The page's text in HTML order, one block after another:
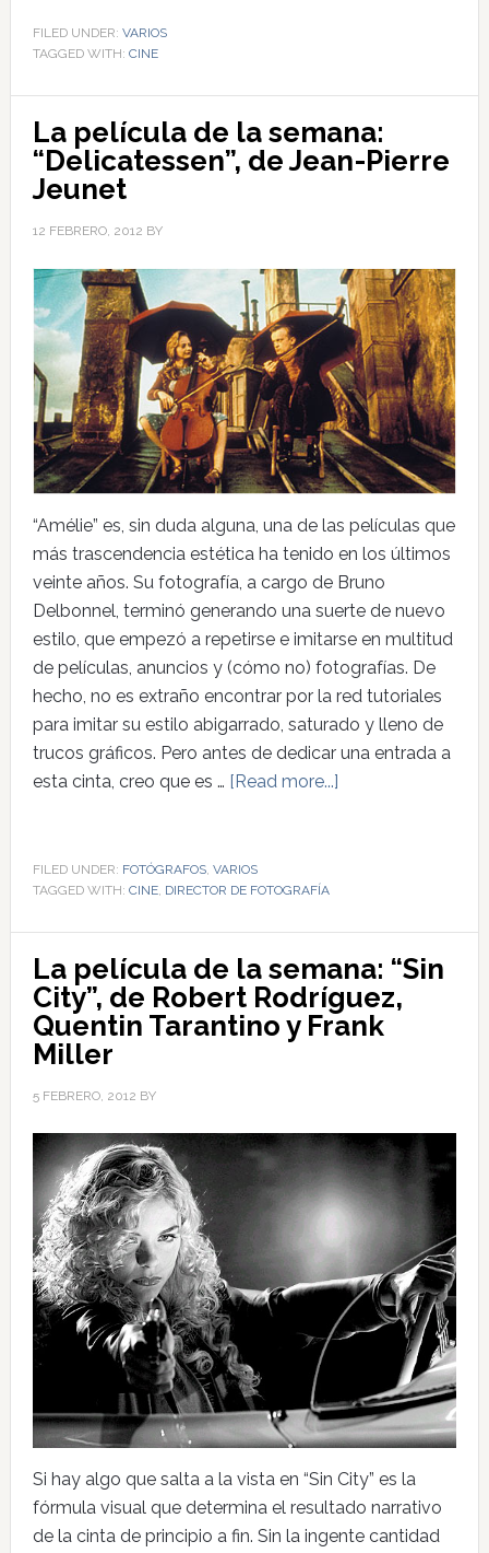
FILED UNDER: VARIOS
TAGGED WITH: CINE
La película de la semana:
“Delicatessen”, de Jean-Pierre
Jeunet
12 FEBRERO, 2012 BY
“Amélie” es, sin duda alguna, una de las películas que
más trascendencia estética ha tenido en los últimos
veinte años. Su fotografía, a cargo de Bruno
Delbonnel, terminó generando una suerte de nuevo
estilo, que empezó a repetirse e imitarse en multitud
de películas, anuncios y (cómo no) fotografías. De
hecho, no es extraño encontrar por la red tutoriales
para imitar su estilo abigarrado, saturado y lleno de
trucos gráficos. Pero antes de dedicar una entrada a
esta cinta, creo que es … [Read more...]
FILED UNDER: FOTÓGRAFOS, VARIOS
TAGGED WITH: CINE, DIRECTOR DE FOTOGRAFÍA
La película de la semana: “Sin
City”, de Robert Rodríguez,
Quentin Tarantino y Frank
Miller
5 FEBRERO, 2012 BY
Si hay algo que salta a la vista en “Sin City” es la
fórmula visual que determina el resultado narrativo
de la cinta de principio a fin. Sin la ingente cantidad